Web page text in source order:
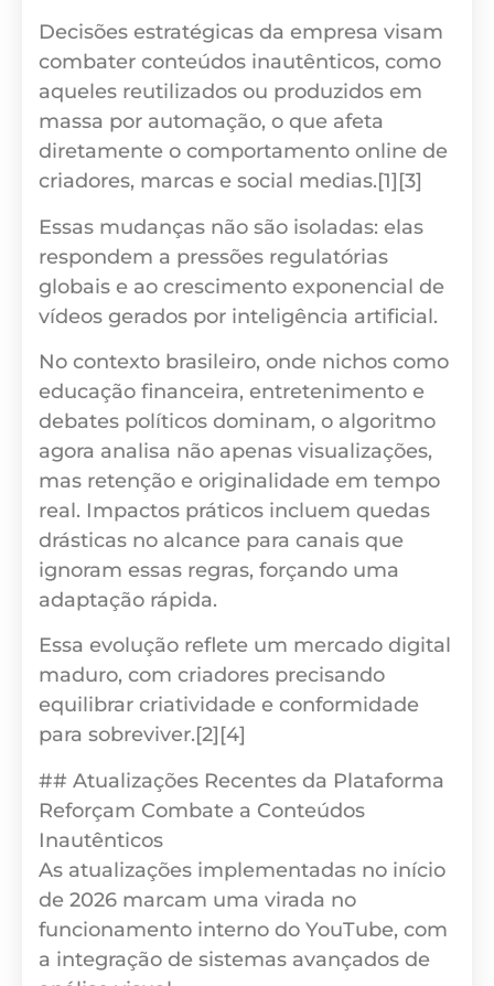
Decisões estratégicas da empresa visam
combater conteúdos inautênticos, como
aqueles reutilizados ou produzidos em
massa por automação, o que afeta
diretamente o comportamento online de
criadores, marcas e social medias.[1][3]
Essas mudanças não são isoladas: elas
respondem a pressões regulatórias
globais e ao crescimento exponencial de
vídeos gerados por inteligência artificial.
No contexto brasileiro, onde nichos como
educação financeira, entretenimento e
debates políticos dominam, o algoritmo
agora analisa não apenas visualizações,
mas retenção e originalidade em tempo
real. Impactos práticos incluem quedas
drásticas no alcance para canais que
ignoram essas regras, forçando uma
adaptação rápida.
Essa evolução reflete um mercado digital
maduro, com criadores precisando
equilibrar criatividade e conformidade
para sobreviver.[2][4]
## Atualizações Recentes da Plataforma
Reforçam Combate a Conteúdos
Inautênticos
As atualizações implementadas no início
de 2026 marcam uma virada no
funcionamento interno do YouTube, com
a integração de sistemas avançados de